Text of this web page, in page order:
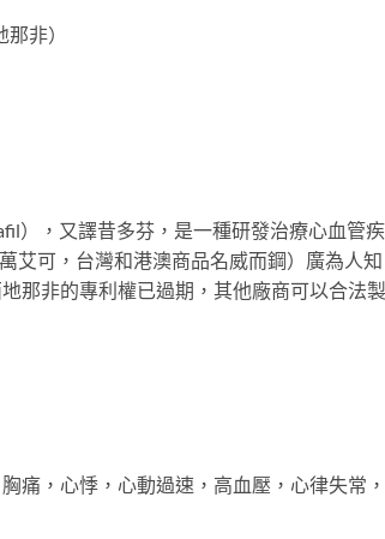
非）
），又譯昔多芬，是一種研發治療心血
艾可，台灣和港澳商品名威而鋼）廣為人
那非的專利權已過期，其他廠商可以合法
痛，心悸，心動過速，高血壓，心律失常